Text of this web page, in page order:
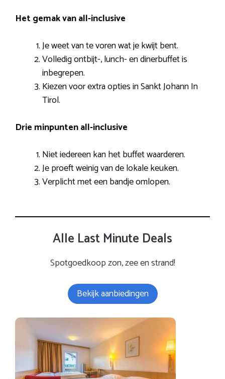
Het gemak van all-inclusive
Je weet van te voren wat je kwijt bent.
Volledig ontbijt-, lunch- en dinerbuffet is
inbegrepen.
Kiezen voor extra opties in Sankt Johann In
Tirol.
Drie minpunten all-inclusive
Niet iedereen kan het buffet waarderen.
Je proeft weinig van de lokale keuken.
Verplicht met een bandje omlopen.
Alle Last Minute Deals
Spotgoedkoop zon, zee en strand!
Bekijk aanbiedingen